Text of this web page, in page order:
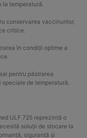
la temperatură.
conservarea vaccinurilor,
critice.
în condiții optime a
pentru păstrarea
de temperatură.
ULF 725 reprezintă o
soluții de stocare la
siguranță și